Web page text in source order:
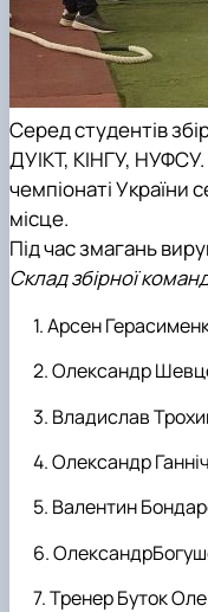
Серед студентів
ДУІКТ, КІНГУ,
чемпіонаті України
місце.
Під час змагань
Склад збірної
Арсен
Олександр
Владислав
Олександр
Валентин
Тренер Буток